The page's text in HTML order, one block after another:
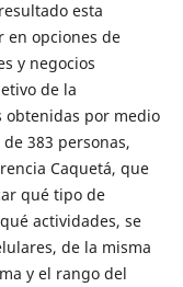
esta
en opciones de
y negocios
de la
obtenidas por medio
383 personas,
Caquetá, que
qué tipo de
actividades, se
de la misma
y el rango del